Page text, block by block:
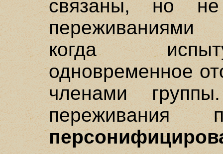
связаны, но
переживаниями
когда
одновременное
членами
переживания